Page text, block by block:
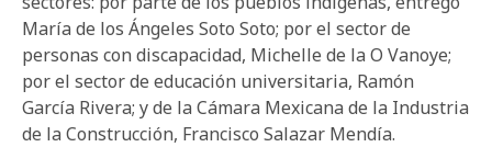
María de los Ángeles Soto Soto; por el sector de
personas con discapacidad, Michelle de la O Vanoye;
por el sector de educación universitaria, Ramón
García Rivera; y de la Cámara Mexicana de la Industria
de la Construcción, Francisco Salazar Mendía.